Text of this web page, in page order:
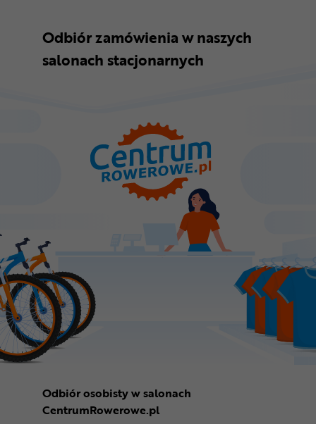
Odbiór zamówienia w naszych
salonach stacjonarnych
Odbiór osobisty w salonach
CentrumRowerowe.pl